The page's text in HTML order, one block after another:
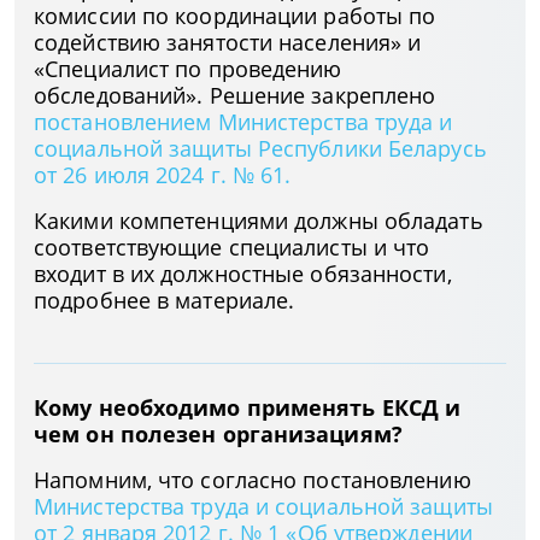
комиссии по координации работы по
содействию занятости населения» и
«Специалист по проведению
обследований». Решение закреплено
постановлением Министерства труда и
социальной защиты Республики Беларусь
от 26 июля 2024 г. № 61.
Какими компетенциями должны обладать
соответствующие специалисты и что
входит в их должностные обязанности,
подробнее в материале.
Кому необходимо применять ЕКСД и
чем он полезен организациям?
Напомним, что согласно постановлению
Министерства труда и социальной защиты
от 2 января 2012 г. № 1 «Об утверждении